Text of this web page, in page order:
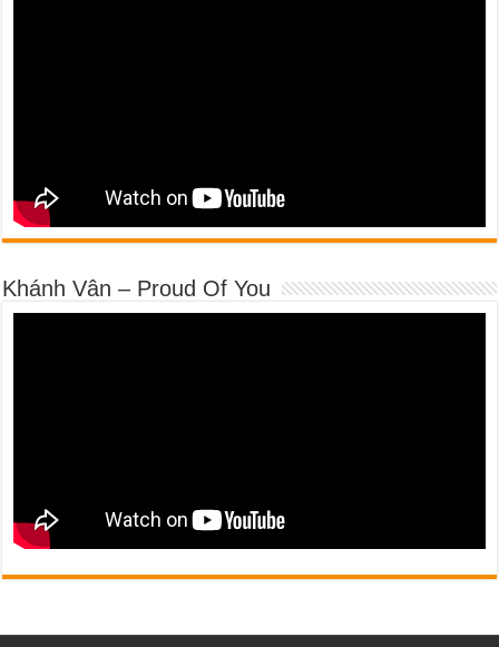
Khánh Vân – Proud Of You